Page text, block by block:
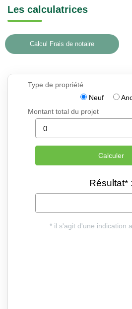
Les calculatrices
Calcul Frais de notaire